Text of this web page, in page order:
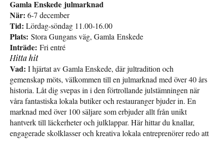
Gamla Enskede julmarknad
När: 6-7 december
Tid: Lördag-söndag 11.00-16.00
Plats: Stora Gungans väg, Gamla Enskede
Inträde: Fri entré
Hitta hit
Vad: I hjärtat av Gamla Enskede, där jultradition och
gemenskap möts, välkommen till en julmarknad med över 40 års
historia. Låt dig svepas in i den förtrollande julstämningen när
våra fantastiska lokala butiker och restauranger bjuder in. En
marknad med över 100 säljare som erbjuder allt från unikt
hantverk till läckerheter och julklappar. Här hittar du knallar,
engagerade skolklasser och kreativa lokala entreprenörer redo att